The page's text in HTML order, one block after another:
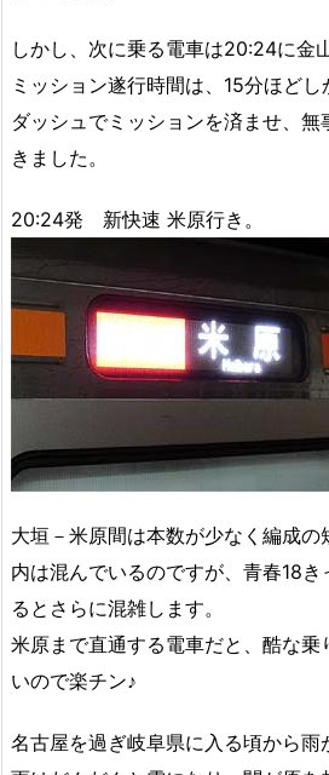
しかし、次に乗る電車は20:24に金
ミッション遂行時間は、15分ほどし
ダッシュでミッションを済ませ、
きました。
20:24発 新快速 米原行き。
大垣－米原間は本数が少なく編成
内は混んでいるのですが、青春18
るとさらに混雑します。
米原まで直通する電車だと、酷な乗
いので楽チン♪
名古屋を過ぎ岐阜県に入る頃から雨